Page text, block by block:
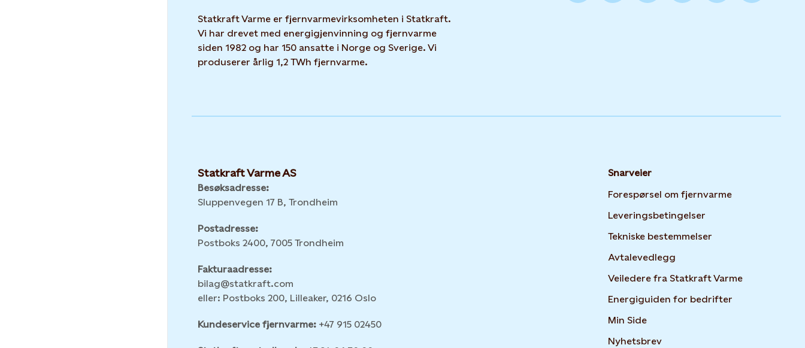
Statkraft Varme er fjernvarmevirksomheten i Statkraft.
Vi har drevet med energigjenvinning og fjernvarme
siden 1982 og har 150 ansatte i Norge og Sverige. Vi
produserer årlig 1,2 TWh fjernvarme.
Statkraft Varme AS
Besøksadresse:
Sluppenvegen 17 B, Trondheim
Postadresse:
Postboks 2400, 7005 Trondheim
Fakturaadresse:
bilag@statkraft.com
eller: Postboks 200, Lilleaker, 0216 Oslo
Kundeservice fjernvarme: +47 915 02450
Snarveier
Forespørsel om fjernvarme
Leveringsbetingelser
Tekniske bestemmelser
Avtalevedlegg
Veiledere fra Statkraft Varme
Energiguiden for bedrifter
Min Side
Nyhetsbrev